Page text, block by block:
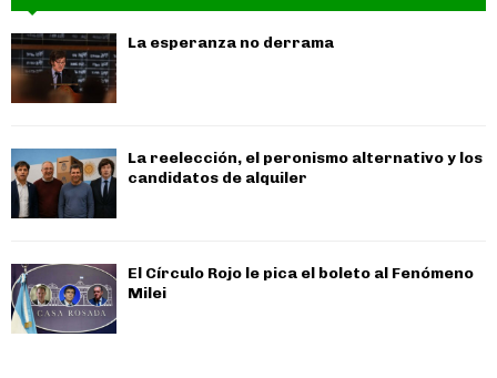
La esperanza no derrama
La reelección, el peronismo alternativo y los
candidatos de alquiler
El Círculo Rojo le pica el boleto al Fenómeno
Milei